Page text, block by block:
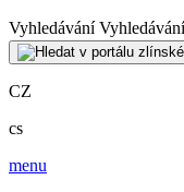
Vyhledávání Vyhledávání
CZ
cs
menu